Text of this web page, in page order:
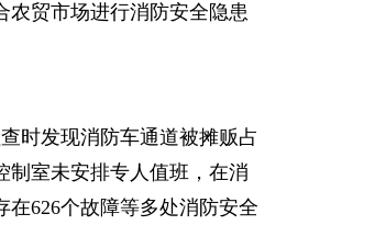
农贸市场进行消防安全隐患
时发现消防车通道被摊贩占
制室未安排专人值班，在消
626个故障等多处消防安全